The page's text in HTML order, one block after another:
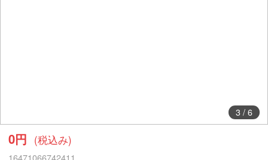
4/ 6
0円 (税込み)
16471066742411